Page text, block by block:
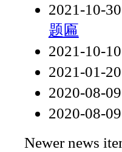
2021-10-30
题匾
2021-10-10
2021-01-20
2020-08-09
2020-08-09
Newer news